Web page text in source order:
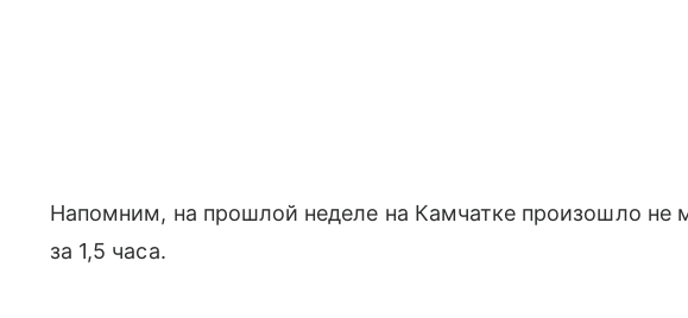
Напомним, на прошлой неделе на Камчатке произошло не
за 1,5 часа.